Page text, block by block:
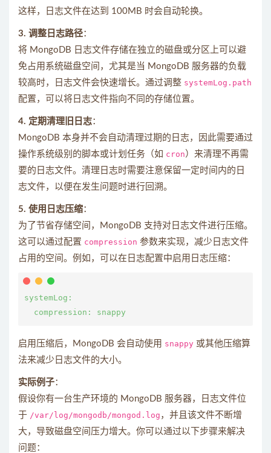
这样，日志文件在达到 100MB 时会自动轮换。
3. 调整日志路径：
将 MongoDB 日志文件存储在独立的磁盘或分区上可以避
免占用系统磁盘空间，尤其是当 MongoDB 服务器的负载
较高时，日志文件会快速增长。通过调整 systemLog.path
配置，可以将日志文件指向不同的存储位置。
4. 定期清理旧日志：
MongoDB 本身并不会自动清理过期的日志，因此需要通过
操作系统级别的脚本或计划任务（如 cron）来清理不再需
要的日志文件。清理日志时需要注意保留一定时间内的日
志文件，以便在发生问题时进行回溯。
5. 使用日志压缩：
为了节省存储空间，MongoDB 支持对日志文件进行压缩。
这可以通过配置 compression 参数来实现，减少日志文件
占用的空间。例如，可以在日志配置中启用日志压缩：
systemLog:
启用压缩后，MongoDB 会自动使用 snappy 或其他压缩算
法来减少日志文件的大小。
实际例子：
假设你有一台生产环境的 MongoDB 服务器，日志文件位
于 /var/log/mongodb/mongod.log ，并且该文件不断增
大，导致磁盘空间压力增大。你可以通过以下步骤来解决
问题：